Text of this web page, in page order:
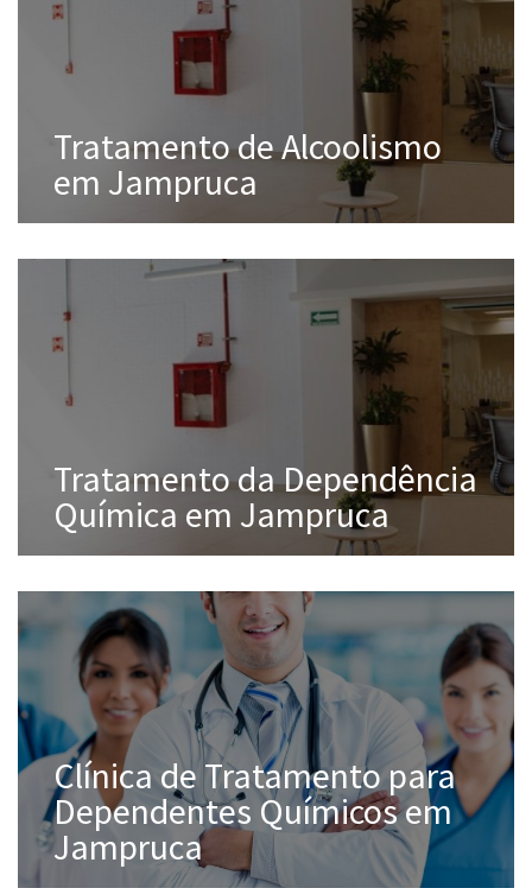
Tratamento de Alcoolismo
em Jampruca
Tratamento da Dependência
Química em Jampruca
Clínica de Tratamento para
Dependentes Químicos em
Jampruca